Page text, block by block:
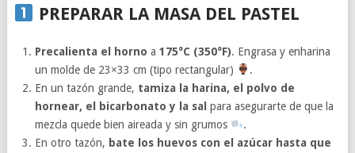
PREPARAR LA MASA DEL PASTEL
Precalienta el horno a175°C (350°F). Engrasa y enharina
un molde de 23×33 cm (tipo rectangular)
.
En un tazón grande, tamiza la harina, el polvo de
hornear, el bicarbonato y la sal para asegurarte de que la
mezcla quede bien aireada y sin grumos
.
En otro tazón, bate los huevos con el azúcar hasta que